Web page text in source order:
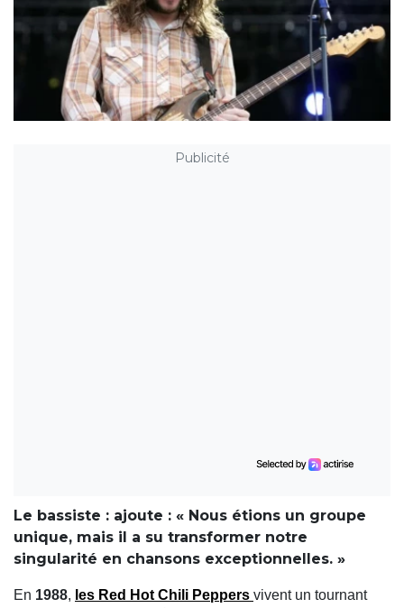
Publicité
Le bassiste : ajoute : « Nous étions un groupe
unique, mais il a su transformer notre
singularité en chansons exceptionnelles. »
En 1988, les Red Hot Chili Peppers vivent un tournant